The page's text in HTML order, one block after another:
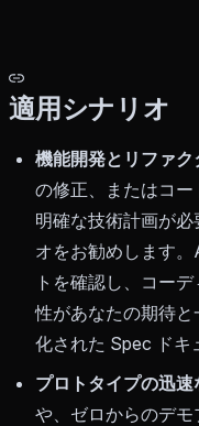
適用シナリオ
機能開発とリファク
の修正、またはコー
明確な技術計画が
オをお勧めします
トを確認し、コー
性があなたの期待
化された Spec ドキ
プロトタイプの迅速
や、ゼロからのデ